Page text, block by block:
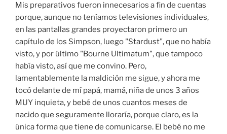
Mis preparativos fueron innecesarios a fin de cuentas
porque, aunque no teníamos televisiones individuales,
en las pantallas grandes proyectaron primero un
capítulo de los Simpson, luego "Stardust", que no había
visto, y por último "Bourne Ultimatum", que tampoco
había visto, así que me convino. Pero,
lamentablemente la maldición me sigue, y ahora me
tocó delante de mí papá, mamá, niña de unos 3 años
MUY inquieta, y bebé de unos cuantos meses de
nacido que seguramente lloraría, porque claro, es la
única forma que tiene de comunicarse. El bebé no me